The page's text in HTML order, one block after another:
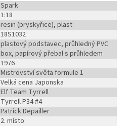
Spark
1:18
resin (pryskyřice), plast
18S1032
plastový podstavec, průhledný PVC
box, papírový přebal s průhledem
1976
Mistrovství světa formule 1
Velká cena Japonska
Elf Team Tyrrell
Tyrrell P34 #4
Patrick Depailler
2. místo